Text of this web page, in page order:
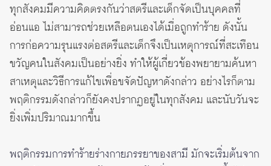
ทุกสังคมมีความคิดตรงกันว่าสตรีและเด็กจัดเป็นบุคคลที่
อ่อนแอ ไม่สามารถช่วยเหลือตนเองได้เมื่อถูกทำร้าย ดังนั้น
การก่อความรุนแรงต่อสตรีและเด็กจึงเป็นเหตุการณ์ที่สะเทือน
ขวัญคนในสังคมเป็นอย่างยิ่ง ทำให้ผู้เกี่ยวข้องพยายามค้นหา
สาเหตุและวิธีการแก้ไขเพื่อขจัดปัญหาดังกล่าว อย่างไรก็ตาม
พฤติกรรมดังกล่าวก็ยังคงปรากฏอยู่ในทุกสังคม และนับวันจะ
ยิ่งเพิ่มปริมาณมากขึ้น
พฤติกรรมการทำร้ายร่างกายภรรยาของสามี มักจะเริ่มต้นจาก